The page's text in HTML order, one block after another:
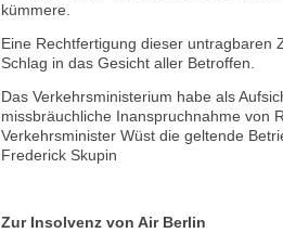
kümmere.
Eine Rechtfertigung dieser untragbaren
Schlag in das Gesicht aller Betroffen.
Das Verkehrsministerium habe als
missbräuchliche Inanspruchnahme von
Verkehrsminister Wüst die geltende
Frederick Skupin
Zur Insolvenz von Air Berlin